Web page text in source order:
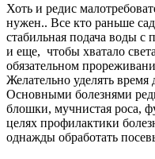
Хоть и редис
нужен.. Все кто раньше
стабильная подача воды
и еще, чтобы хватало
обязательном
Желательно уделять
Основными болезнями
блошки, мучнистая роса,
целях профилактики
однажды обработать